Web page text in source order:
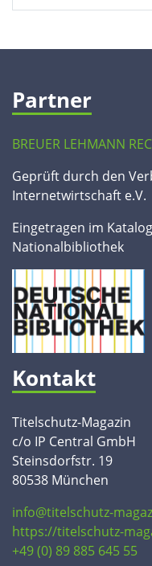
Partner
BREUER LEHMANN
Geprüft durch den
Internetwirtschaft e.V.
Eingetragen im
Nationalbibliothek
Kontakt
Titelschutz-Magazin
c/o IP Central GmbH
Steinsdorfstr. 19
80538 München
info@titelschutz-
https://titelschutz-
+49 (0) 89 885 645 55